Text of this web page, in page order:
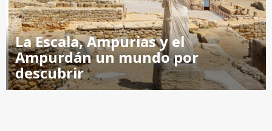
La Escala, Ampurias y el
Ampurdán un mundo por
descubrir